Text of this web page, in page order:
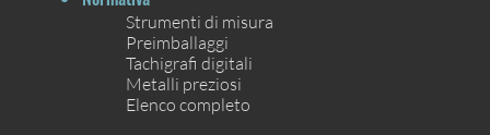
Strumenti di misura
Preimballaggi
Tachigrafi digitali
Metalli preziosi
Elenco completo